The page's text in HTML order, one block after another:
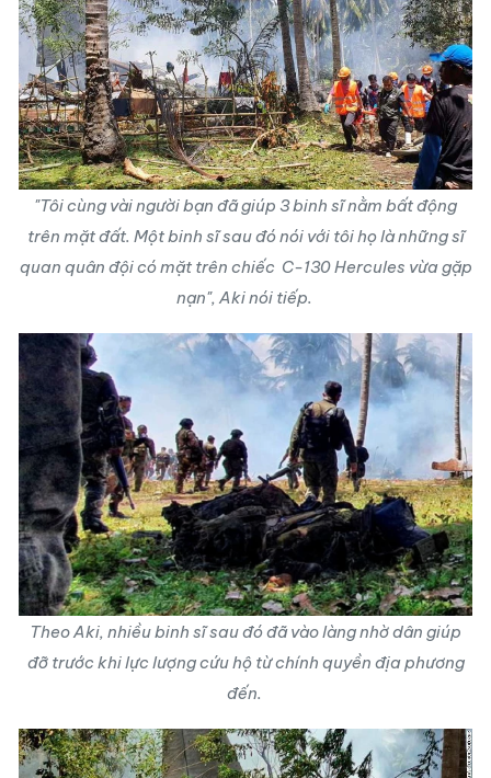
"Tôi cùng vài người bạn đã giúp 3 binh sĩ nằm bất động
trên mặt đất. Một binh sĩ sau đó nói với tôi họ là những sĩ
quan quân đội có mặt trên chiếc C-130 Hercules vừa gặp
nạn", Aki nói tiếp.
Theo Aki, nhiều binh sĩ sau đó đã vào làng nhờ dân giúp
đỡ trước khi lực lượng cứu hộ từ chính quyền địa phương
đến.